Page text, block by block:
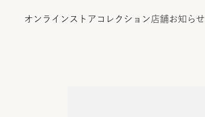
オンラインストア コレクション 店舗お知らせ